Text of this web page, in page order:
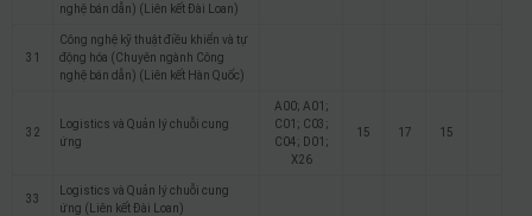
nghệ bán dẫn) (Liên kết Đài Loan)
31
Công nghệ kỹ thuật điều khiển và tự
động hóa (Chuyên ngành Công
nghệ bán dẫn) (Liên kết Hàn Quốc)
32
Logistics và Quản lý chuỗi cung
ứng
A00; A01;
C01; C03;
C04; D01;
X26
15 17 15
33
Logistics và Quản lý chuỗi cung
ứng (Liên kết Đài Loan)